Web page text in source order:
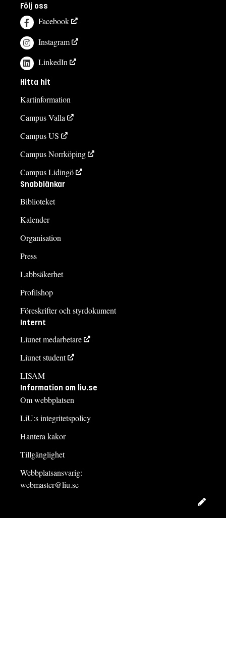
Följ oss
Facebook
Instagram
LinkedIn
Hitta hit
Kartinformation
Campus Valla
Campus US
Campus Norrköping
Campus Lidingö
Snabblänkar
Biblioteket
Kalender
Organisation
Press
Labbsäkerhet
Profilshop
Föreskrifter och styrdokument
Internt
Liunet medarbetare
Liunet student
LISAM
Information om liu.se
Om webbplatsen
LiU:s integritetspolicy
Hantera kakor
Tillgänglighet
Webbplatsansvarig:
webmaster@liu.se